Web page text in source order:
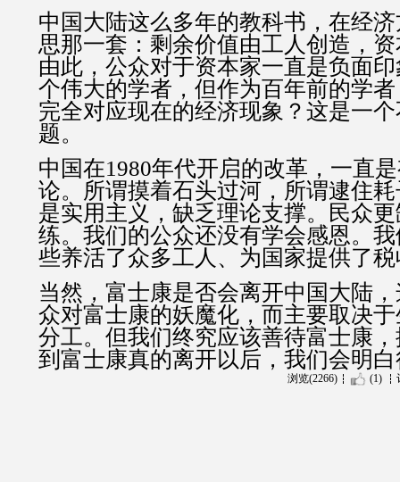
中国大陆这么多年的教科书，在经
思那一套：剩余价值由工人创造，
由此，公众对于资本家一直是负面
个伟大的学者，但作为百年前的学
完全对应现在的经济现象？这是一
题。
中国在1980年代开启的改革，一直
论。所谓摸着石头过河，所谓逮住
是实用主义，缺乏理论支撑。民众
练。我们的公众还没有学会感恩。
些养活了众多工人、为国家提供了
当然，富士康是否会离开中国大陆
众对富士康的妖魔化，而主要取决
分工。但我们终究应该善待富士康
到富士康真的离开以后，我们会明
浏览(2266) (1)